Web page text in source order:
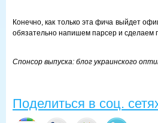
Конечно, как только эта фича выйдет
обязательно напишем парсер и сделаем
Спонсор выпуска: блог украинского
Поделиться в соц.